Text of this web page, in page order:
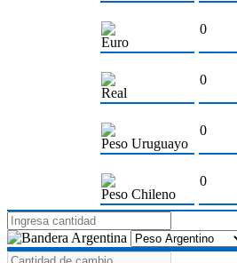
Euro
0
Real
0
Peso Uruguayo
0
Peso Chileno
0